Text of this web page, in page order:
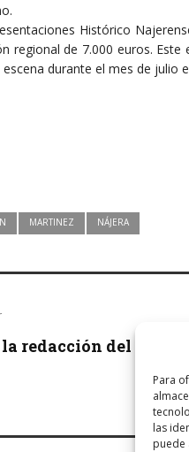
Para
las
puede
Histórico
regional de 7.000 euros.
durante el mes de julio
MARTINEZ NÁJERA
redacción del